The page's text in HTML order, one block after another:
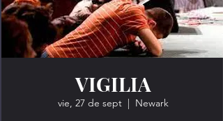
VIGILIA
vie, 27 de sept
  |
Newark